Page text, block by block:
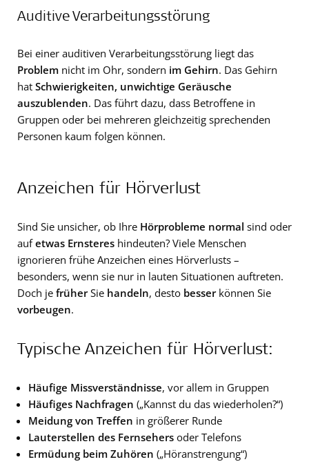
Auditive Verarbeitungsstörung
Bei einer auditiven Verarbeitungsstörung liegt das
Problem nicht im Ohr, sondern im Gehirn. Das Gehirn
hat Schwierigkeiten, unwichtige Geräusche
auszublenden. Das führt dazu, dass Betroffene in
Gruppen oder bei mehreren gleichzeitig sprechenden
Personen kaum folgen können.
Anzeichen für Hörverlust
Sind Sie unsicher, ob Ihre Hörprobleme normal sind oder
aufetwas Ernsteres hindeuten? Viele Menschen
ignorieren frühe Anzeichen eines Hörverlusts –
besonders, wenn sie nur in lauten Situationen auftreten.
Doch je früherSie handeln, desto besserkönnen Sie
vorbeugen.
Typische Anzeichen für Hörverlust:
Häufige Missverständnisse, vor allem in Gruppen
Häufiges Nachfragen („Kannst du das wiederholen?“)
Meidung von Treffen in größerer Runde
Lauterstellen des Fernsehers oder Telefons
Ermüdung beim Zuhören („Höranstrengung“)